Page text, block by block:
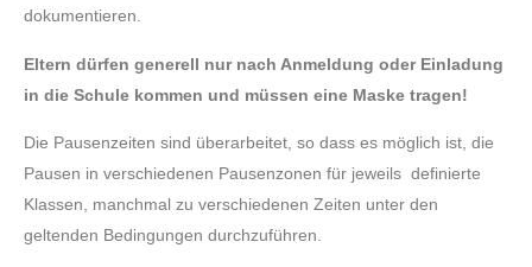
dokumentieren.
Eltern dürfen generell nur nach Anmeldung oder Einladung
in die Schule kommen und müssen eine Maske tragen!
Die Pausenzeiten sind überarbeitet, so dass es möglich ist, die
Pausen in verschiedenen Pausenzonen für jeweils definierte
Klassen, manchmal zu verschiedenen Zeiten unter den
geltenden Bedingungen durchzuführen.